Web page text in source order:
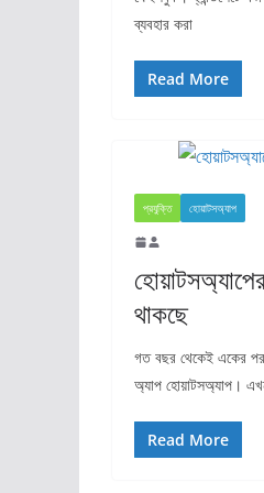
ব্যবহার করা
Read More
প্রযুক্তি হোয়াটসঅ্যাপ
থাকছে
গত বছর থেকেই একের পর
অ্যাপ হোয়াটসঅ্যাপ।
Read More